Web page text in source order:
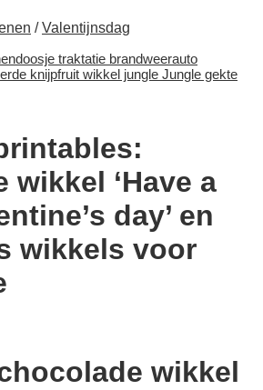
/ Valentijnsdag
wikkel ‘Have a
day’ en
wikkels voor
wikkel